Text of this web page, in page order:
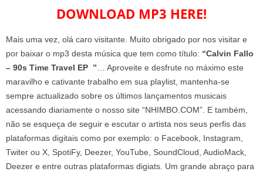
DOWNLOAD MP3 HERE!
Mais uma vez, olá caro visitante. Muito obrigado por nos visitar e
por baixar o mp3 desta música que tem como título: “Calvin Fallo
– 90s Time Travel EP ” … Aproveite e desfrute no máximo este
maravilho e cativante trabalho em sua playlist, mantenha-se
sempre actualizado sobre os últimos lançamentos musicais
acessando diariamente o nosso site “NHIMBO.COM”. E também,
não se esqueça de seguir e escutar o artista nos seus perfis das
plataformas digitais como por exemplo: o Facebook, Instagram,
Twiter ou X, SpotiFy, Deezer, YouTube, SoundCloud, AudioMack,
Deezer e entre outras plataformas digiats. Um grande abraço para